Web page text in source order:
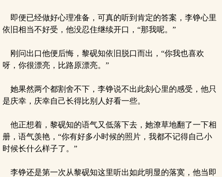
即便已经做好心理准备，可真的听到肯定的答案，李铮心里
依旧相当不好受，他没忍住继续开口，“那我呢。”
刚问出口他便后悔，黎砚知依旧脱口而出，“你我也喜欢
呀，你很漂亮，比路原漂亮。”
她果然两个都割舍不下，李铮说不出此刻心里的感受，他只
是庆幸，庆幸自己长得比别人好看一些。
他正想着，黎砚知的语气又低落下去，她潦草地翻了一下相
册，语气羡艳，“你有好多小时候的照片，我都不记得自己小
时候长什么样子了。”
李铮还是第一次从黎砚知这里听出如此明显的落寞，他当即